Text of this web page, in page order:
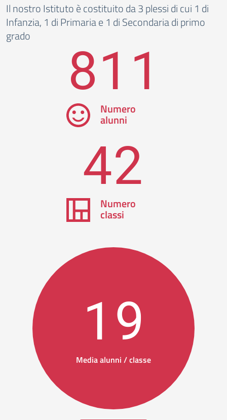
Il nostro Istituto è costituito da 3 plessi di cui 1 di
Infanzia, 1 di Primaria e 1 di Secondaria di primo
grado
811
Numero
alunni
42
Numero
classi
19
Media alunni / classe